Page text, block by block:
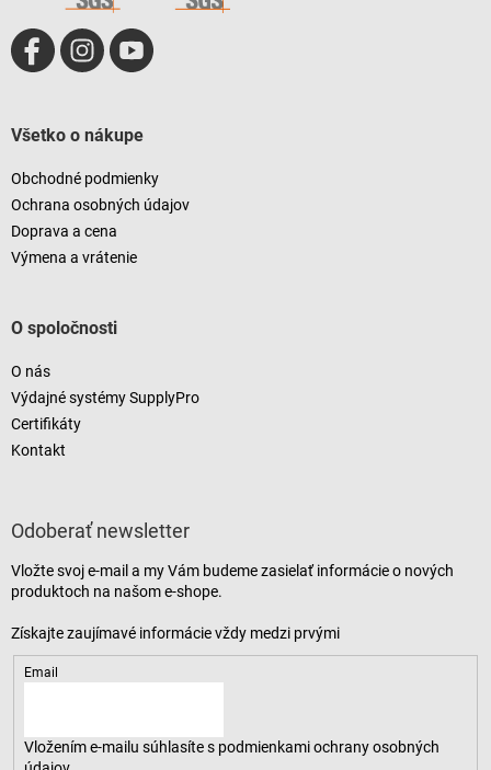
Všetko o nákupe
Obchodné podmienky
Ochrana osobných údajov
Doprava a cena
Výmena a vrátenie
O spoločnosti
O nás
Výdajné systémy SupplyPro
Certifikáty
Kontakt
Odoberať newsletter
Vložte svoj e-mail a my Vám budeme zasielať informácie o nových
produktoch na našom e-shope.
Email
Vložením e-mailu súhlasíte s podmienkami ochrany osobných